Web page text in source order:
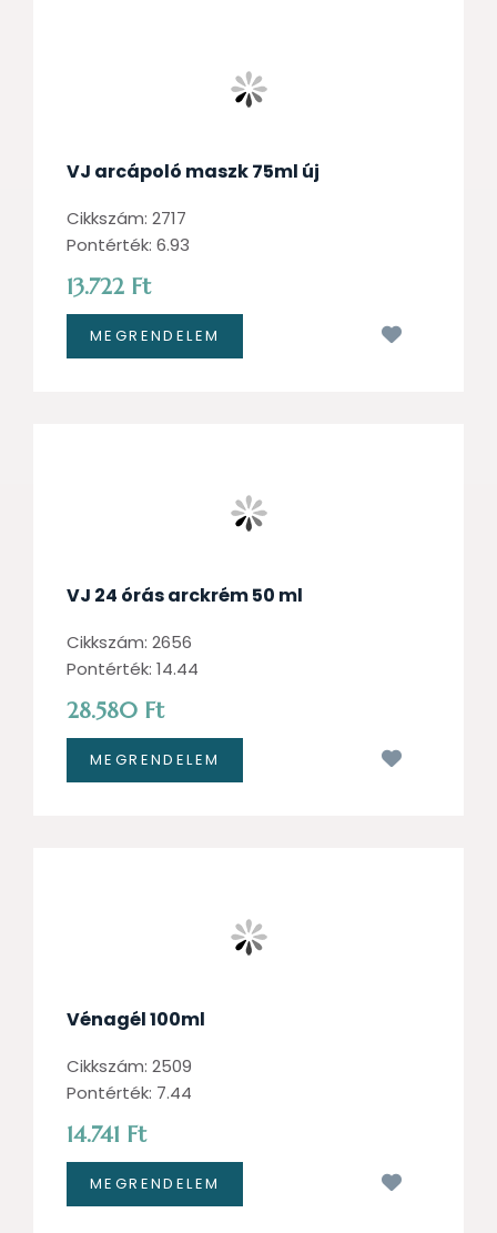
VJ arcápoló maszk 75ml új
Cikkszám: 2717
Pontérték: 6.93
13.722 Ft
VJ 24 órás arckrém 50 ml
Cikkszám: 2656
Pontérték: 14.44
28.580 Ft
Vénagél 100ml
Cikkszám: 2509
Pontérték: 7.44
14.741 Ft